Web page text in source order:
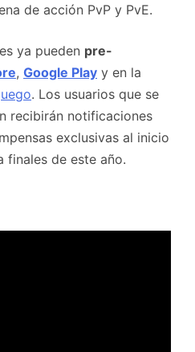
de acción PvP y PvE.
ya pueden pre-
, Google Play y en la
. Los usuarios que se
recibirán notificaciones
exclusivas al inicio
finales de este año.